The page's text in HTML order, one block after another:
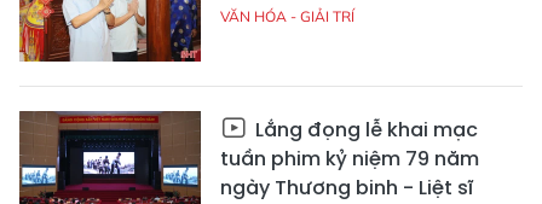
VĂN HÓA - GIẢI TRÍ
Lắng đọng lễ khai mạc
tuần phim kỷ niệm 79 năm
ngày Thương binh - Liệt sĩ